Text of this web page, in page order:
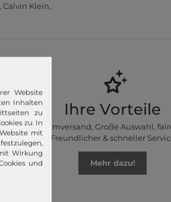
Calvin Klein,
Ihre Vorteile
Premiumversand, Große Auswahl,
Freundlicher & schneller
Mehr dazu!
Website
Inhalten
zu
zu. In
mit
Wirkung
und